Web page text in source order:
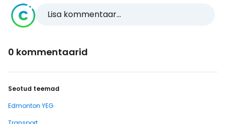
Lisa kommentaar...
0 kommentaarid
Seotud teemad
Edmonton YEG